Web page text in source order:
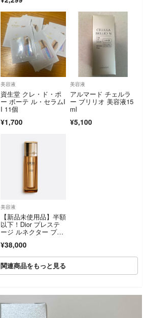
美容液
資生堂 クレ・ド・ポ
ー ボーテ ル・セラムI
I 11個
¥1,700
美容液
アルマード チェルラ
ー ブリリオ 美容液15
ml
¥5,100
美容液
【新品未使用品】半額
以下！Dior プレステ
ージ ルネクター プレ
¥38,000
関連商品をもっと見る